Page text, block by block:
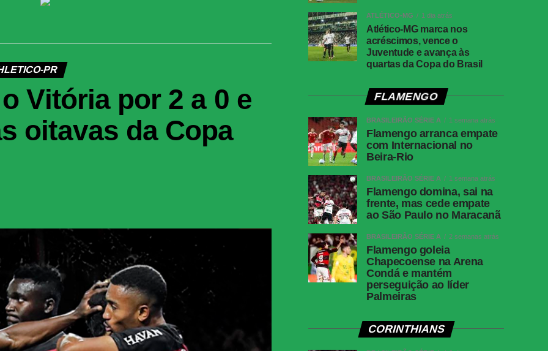
PR
Vitória por 2 a 0 e
oitavas da Copa
ATLÉTICO-MG 1 dia atrás
Atlético-MG marca nos
acréscimos, vence o
Juventude e avança às
quartas da Copa do Brasil
FLAMENGO
BRASILEIRÃO SÉRIE A 1 semana atrás
Flamengo arranca empate
com Internacional no
Beira-Rio
BRASILEIRÃO SÉRIE A 1 semana atrás
Flamengo domina, sai na
frente, mas cede empate
ao São Paulo no Maracanã
BRASILEIRÃO SÉRIE A 2 semanas atrás
Flamengo goleia
Chapecoense na Arena
Condá e mantém
perseguição ao líder
Palmeiras
CORINTHIANS